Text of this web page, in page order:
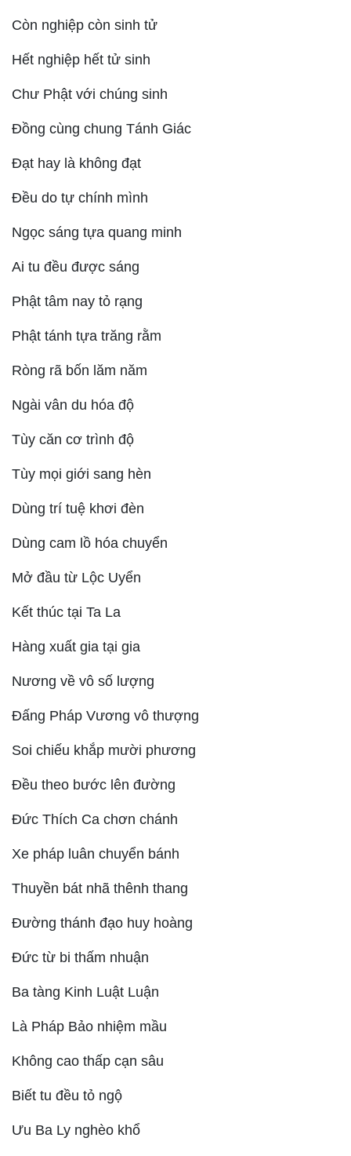
Còn nghiệp còn sinh tử
Hết nghiệp hết tử sinh
Chư Phật với chúng sinh
Đồng cùng chung Tánh Giác
Đạt hay là không đạt
Đều do tự chính mình
Ngọc sáng tựa quang minh
Ai tu đều được sáng
Phật tâm nay tỏ rạng
Phật tánh tựa trăng rằm
Ròng rã bốn lăm năm
Ngài vân du hóa độ
Tùy căn cơ trình độ
Tùy mọi giới sang hèn
Dùng trí tuệ khơi đèn
Dùng cam lồ hóa chuyển
Mở đầu từ Lộc Uyển
Kết thúc tại Ta La
Hàng xuất gia tại gia
Nương về vô số lượng
Đấng Pháp Vương vô thượng
Soi chiếu khắp mười phương
Đều theo bước lên đường
Đức Thích Ca chơn chánh
Xe pháp luân chuyển bánh
Thuyền bát nhã thênh thang
Đường thánh đạo huy hoàng
Đức từ bi thấm nhuận
Ba tàng Kinh Luật Luận
Là Pháp Bảo nhiệm mầu
Không cao thấp cạn sâu
Biết tu đều tỏ ngộ
Ưu Ba Ly nghèo khổ